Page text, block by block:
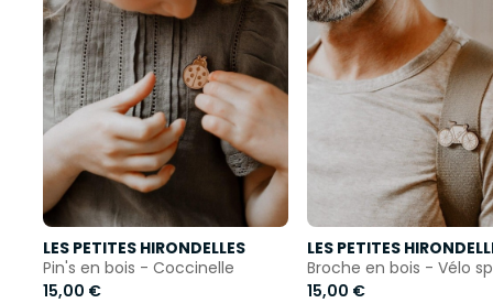
LES PETITES HIRONDELLES
Pin's en bois - Coccinelle
15,00 €
LES PETITES
Broche en bois - Vélo
15,00 €